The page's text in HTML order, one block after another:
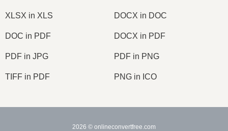
XLSX in XLS DOCX in DOC
DOC in PDF DOCX in PDF
PDF in JPG PDF in PNG
TIFF in PDF PNG in ICO
2026 © onlineconvertfree.com